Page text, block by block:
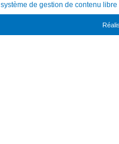
système de gestion de contenu libre